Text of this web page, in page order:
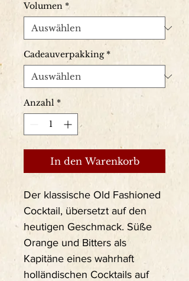
Volumen *
Cadeauverpakking *
Anzahl *
In den Warenkorb
Der klassische Old Fashioned
Cocktail, übersetzt auf den
heutigen Geschmack. Süße
Orange und Bitters als
Kapitäne eines wahrhaft
holländischen Cocktails auf